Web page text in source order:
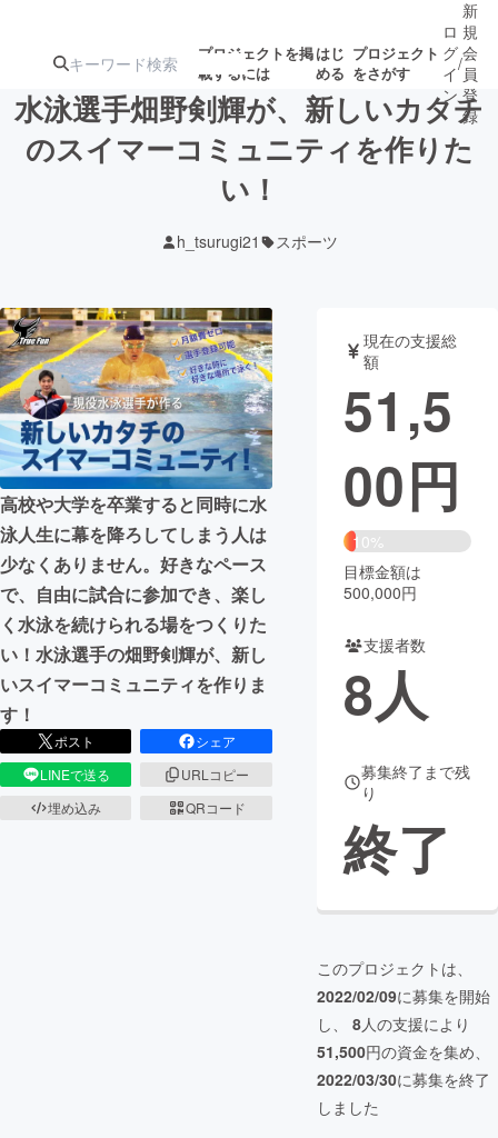
プロジェクトを掲
載するには
はじ
める
プロジェクト
をさがす
注目の新着プロ
テクノロジー・ガジェット
映像・映画 書籍・雑誌
ビジネス・起業 チャレンジ
まちづくり・地域活性化
CAMPFIRE for Social Good
CAMPFIRE Creation
CAMPFIREふるさと納税
コミュニティ
ロ
グ
イ
ン
/
新
規
会
員
登
録
水泳選手畑野剣輝が、新しいカタチ
のスイマーコミュニティを作りた
い！
h_tsurugi21 スポーツ
高校や大学を卒業すると同時に水
泳人生に幕を降ろしてしまう人は
少なくありません。好きなペース
で、自由に試合に参加でき、楽し
く水泳を続けられる場をつくりた
い！水泳選手の畑野剣輝が、新し
いスイマーコミュニティを作りま
す！
ポスト
シェア
LINEで送る
URLコピー
埋め込み
QRコード
現在の支援総
額
51,5
00円
10%
目標金額は
500,000円
支援者数
8人
募集終了まで残
り
終了
このプロジェクトは、
2022/02/09に募集を開始
し、 8人の支援により
51,500円の資金を集め、
2022/03/30に募集を終了
しました